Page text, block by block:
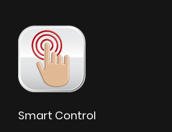
Smart Control